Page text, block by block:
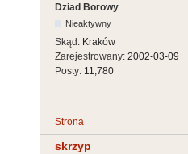
Dziad Borowy
Nieaktywny
Skąd: Kraków
Zarejestrowany: 2002-03-09
Posty: 11,780
Strona
skrzyp